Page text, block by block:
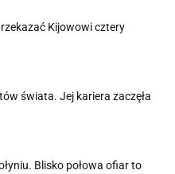
Kijowowi cztery
świata. Jej kariera zaczęła
Blisko połowa ofiar to